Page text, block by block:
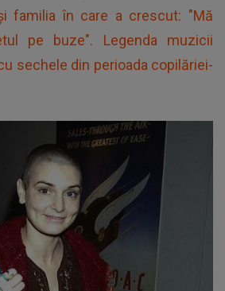
familia în care a crescut: "Mă
pe buze". Legenda muzicii
sechele din perioada copilăriei-